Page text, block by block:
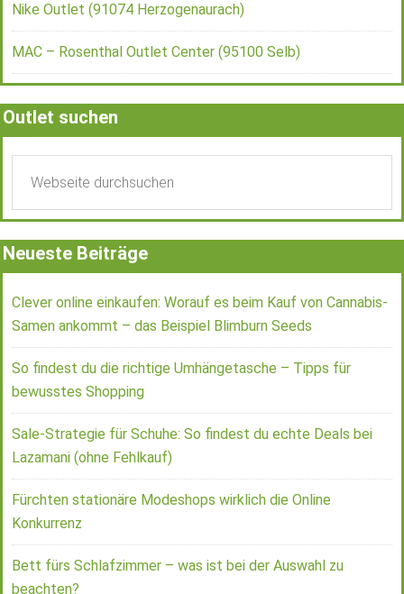
Nike Outlet (91074 Herzogenaurach)
MAC – Rosenthal Outlet Center (95100 Selb)
Outlet suchen
Neueste Beiträge
Clever online einkaufen: Worauf es beim Kauf von Cannabis-
Samen ankommt – das Beispiel Blimburn Seeds
So findest du die richtige Umhängetasche – Tipps für
bewusstes Shopping
Sale-Strategie für Schuhe: So findest du echte Deals bei
Lazamani (ohne Fehlkauf)
Fürchten stationäre Modeshops wirklich die Online
Konkurrenz
Bett fürs Schlafzimmer – was ist bei der Auswahl zu
beachten?